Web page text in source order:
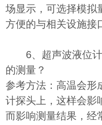
场显示，可选择模拟
方便的与相关设施接
6、超声波液位计
的测量？
参考方法：高温会形
计探头上，这样会影
而影响测量结果，经